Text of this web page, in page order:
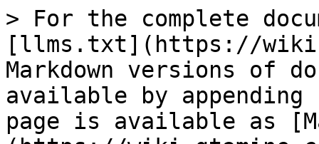
> For the complete
[llms.txt](https://
Markdown versions of
available by
page is available as